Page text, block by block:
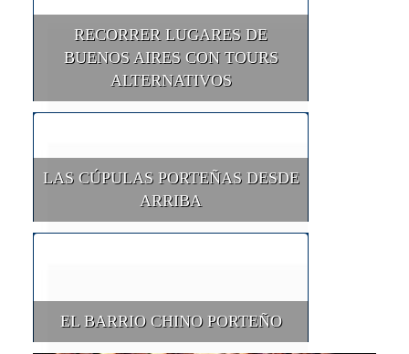
RECORRER LUGARES DE
BUENOS AIRES CON TOURS
ALTERNATIVOS
LAS CÚPULAS PORTEÑAS DESDE
ARRIBA
EL BARRIO CHINO PORTEÑO